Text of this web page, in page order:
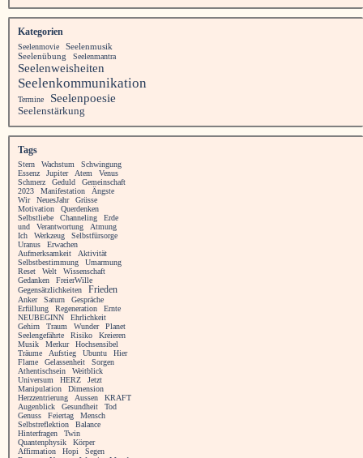
Kategorien
Seelenmovie
Seelenmusik
Seelenübung
Seelenmantra
Seelenweisheiten
Seelenkommunikation
Termine Seelenpoesie
Seelenstärkung
Tags
Stern Wachstum
Schwingung
Essenz
Jupiter Atem
Venus
Schmerz
Geduld
Gemeinschaft
2023
Manifestation
Ängste
Wir
NeuesJahr
Grüsse
Motivation
Querdenken
Selbstliebe
Channeling
Erde
und
Verantwortung
Atmung
Ich
Werkzeug
Selbstfürsorge
Uranus
Erwachen
Aufmerksamkeit
Aktivität
Selbstbestimmung
Umarmung
Reset
Welt
Wissenschaft
Gedanken
FreierWille
Gegensätzlichkeiten
Frieden
Anker Saturn
Gespräche
Erfüllung
Regeneration
Ernte
NEUBEGINN
Ehrlichkeit
Gehirn
Traum Wunder
Planet
Seelengefährte
Risiko
Kreieren
Musik
Merkur
Hochsensibel
Träume
Aufstieg Ubuntu
Hier
Flame
Gelassenheit
Sorgen
Athentischsein
Weitblick
Universum
HERZ
Jetzt
Manipulation
Dimension
Herzzentrierung
Aussen
KRAFT
Augenblick
Gesundheit
Tod
Genuss
Feiertag
Mensch
Selbstreflektion
Balance
Hinterfragen
Twin
Quantenphysik
Körper
Affirmation
Hopi
Segen